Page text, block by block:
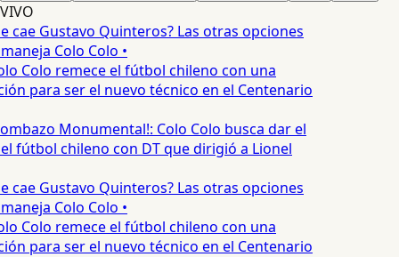
VIVO
cae Gustavo Quinteros? Las otras opciones
Colo Colo •
Colo remece el fútbol chileno con una
para ser el nuevo técnico en el Centenario
Monumental!: Colo Colo busca dar el
fútbol chileno con DT que dirigió a Lionel
cae Gustavo Quinteros? Las otras opciones
Colo Colo •
Colo remece el fútbol chileno con una
para ser el nuevo técnico en el Centenario